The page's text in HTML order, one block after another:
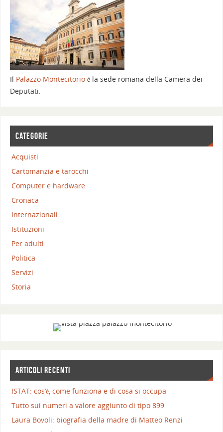
Il Palazzo Montecitorioè la sede romana della Camera dei
Deputati.
CATEGORIE
Acquisti
Cartomanzia e tarocchi
Computer e hardware
Cronaca
Internazionali
Istituzioni
Per adulti
Politica
Servizi
Storia
ARTICOLI RECENTI
ISTAT: cos’è, come funziona e di cosa si occupa
Tutto sui numeri a valore aggiunto di tipo 899
Laura Bovoli: biografia della madre di Matteo Renzi